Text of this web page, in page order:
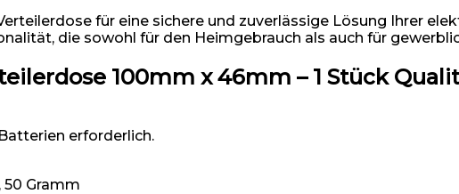
für eine sichere und zuverlässige Lösung Ihrer
die sowohl für den Heimgebrauch als auch für
100mm x 46mm – 1 Stück
erforderlich.
50 Gramm